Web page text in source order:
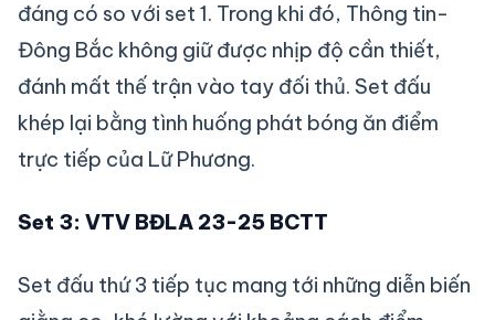
đáng có so với set 1. Trong khi đó, Thông tin-
Đông Bắc không giữ được nhịp độ cần thiết,
đánh mất thế trận vào tay đối thủ. Set đấu
khép lại bằng tình huống phát bóng ăn điểm
trực tiếp của Lữ Phương.
Set 3: VTV BĐLA 23-25 BCTT
Set đấu thứ 3 tiếp tục mang tới những diễn biến